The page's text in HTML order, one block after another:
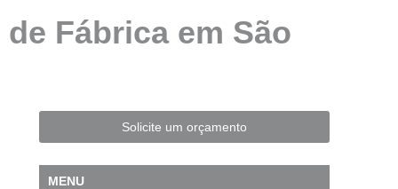
Automatização de Portões Deslizantes
Conserto de Motor Portão
Conserto Motor Elétrico Portão
Fábrica em São
Solicite um orçamento
MENU